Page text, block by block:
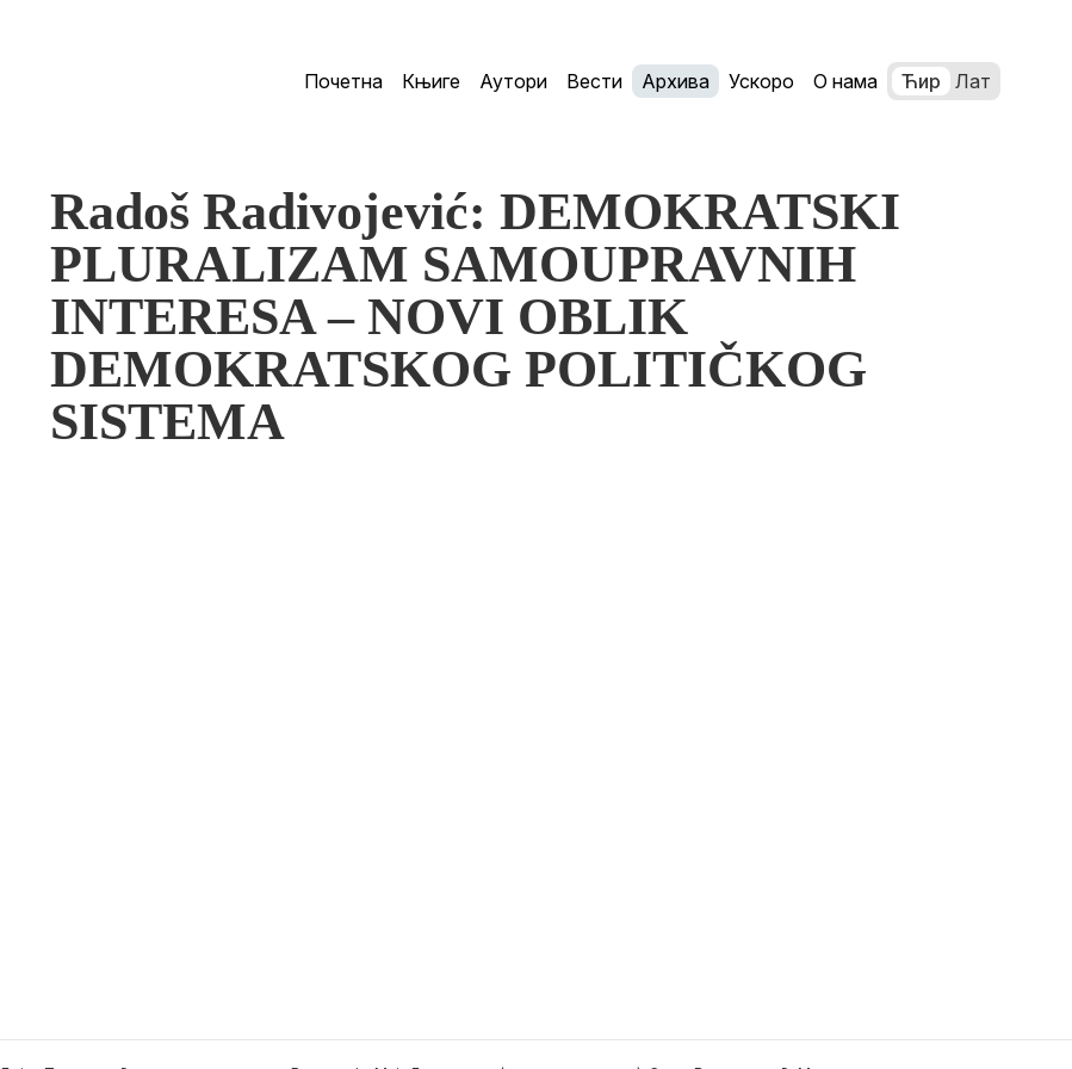
Почетна Књиге Аутори Вести Архива Ускоро О нама Ћир Лат
Radoš Radivojević: DEMOKRATSKI
PLURALIZAM SAMOUPRAVNIH
INTERESA – NOVI OBLIK
DEMOKRATSKOG POLITIČKOG
SISTEMA